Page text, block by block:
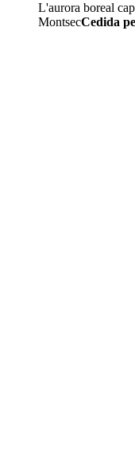
L'aurora boreal
MontsecCedida